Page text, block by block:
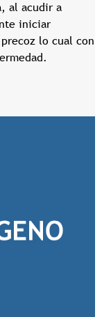
al acudir a
iniciar
lo cual con